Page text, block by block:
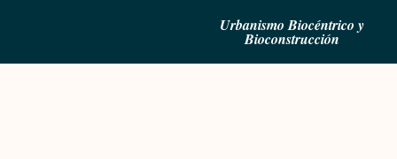
Urbanismo Biocéntrico y
Bioconstrucción